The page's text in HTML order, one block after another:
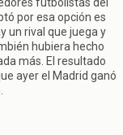
por esa opción es
un rival que juega y
hubiera hecho
más. El resultado
ayer el Madrid ganó